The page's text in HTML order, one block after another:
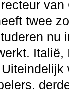
twee
nu